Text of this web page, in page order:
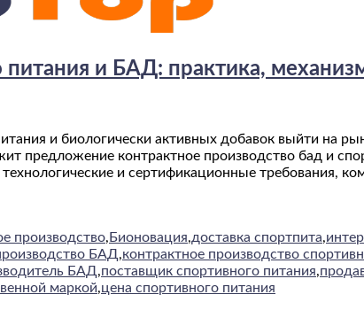
питания и БАД: практика,
и биологически активных добавок выйти на
предложение контрактное производство бад и
и сертификационные требования,
производство, Бионовация,доставка спортпита,
БАД,контрактное производство
БАД,поставщик спортивного питания,
маркой,цена спортивного питания